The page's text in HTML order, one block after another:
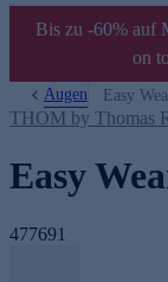
Bis zu -60% auf
on
Augen Easy
THOM by Thomas
Easy
477691